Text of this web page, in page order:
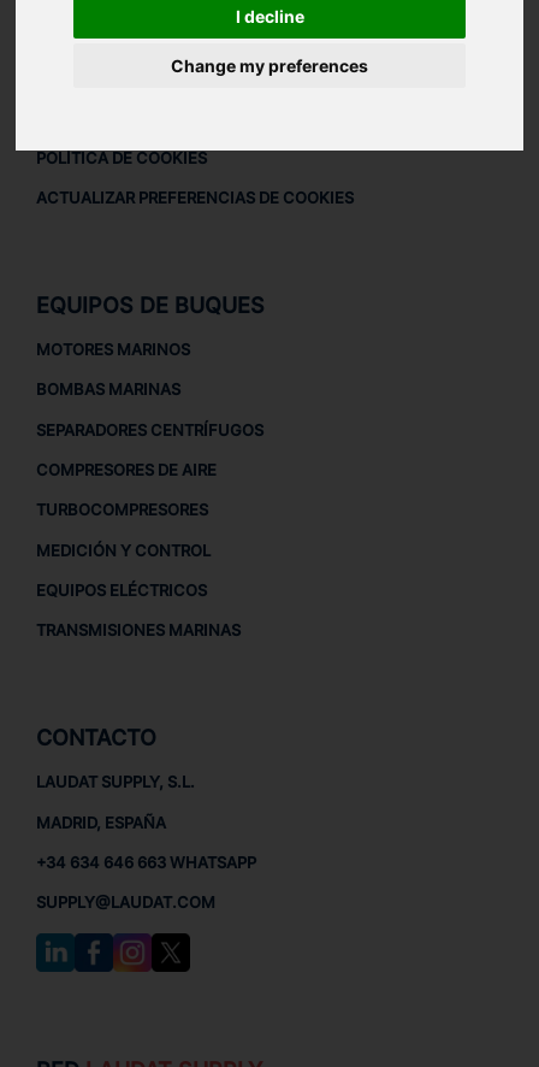
I decline
Change my preferences
AVISO LEGAL
POLÍTICA DE COOKIES
ACTUALIZAR PREFERENCIAS DE COOKIES
EQUIPOS DE BUQUES
MOTORES MARINOS
BOMBAS MARINAS
SEPARADORES CENTRÍFUGOS
COMPRESORES DE AIRE
TURBOCOMPRESORES
MEDICIÓN Y CONTROL
EQUIPOS ELÉCTRICOS
TRANSMISIONES MARINAS
CONTACTO
LAUDAT SUPPLY, S.L.
MADRID, ESPAÑA
+34 634 646 663 WHATSAPP
SUPPLY@LAUDAT.COM